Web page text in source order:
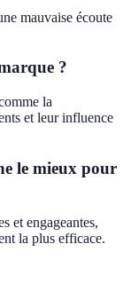
mauvaise écoute
?
la
et leur influence
le mieux pour
et engageantes,
la plus efficace.